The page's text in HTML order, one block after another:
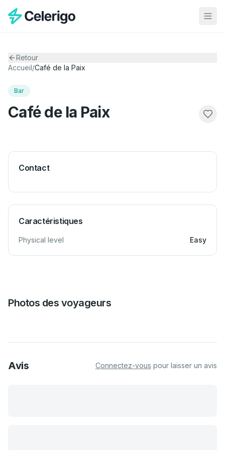
Retour
Accueil/Café de la Paix
Bar
Café de la Paix
Contact
Caractéristiques
Physical level Easy
Photos des voyageurs
Avis Connectez-vous pour laisser un avis